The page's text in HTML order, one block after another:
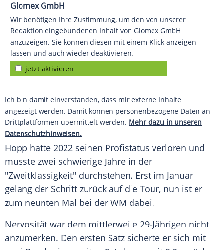
Glomex GmbH
Wir benötigen Ihre Zustimmung, um den von unserer
Redaktion eingebundenen Inhalt von Glomex GmbH
anzuzeigen. Sie können diesen mit einem Klick anzeigen
lassen und auch wieder deaktivieren.
jetzt aktivieren
Ich bin damit einverstanden, dass mir externe Inhalte
angezeigt werden. Damit können personenbezogene Daten an
Drittplattformen übermittelt werden. Mehr dazu in unseren
Datenschutzhinweisen.
Hopp hatte 2022 seinen Profistatus verloren und
musste zwei schwierige Jahre in der
"Zweitklassigkeit" durchstehen. Erst im Januar
gelang der Schritt zurück auf die Tour, nun ist er
zum neunten Mal bei der WM dabei.
Nervosität war dem mittlerweile 29-Jährigen nicht
anzumerken. Den ersten Satz sicherte er sich mit